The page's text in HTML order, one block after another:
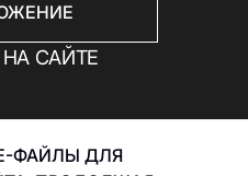
ФАЙЛЫ ДЛЯ
САЙТЕ